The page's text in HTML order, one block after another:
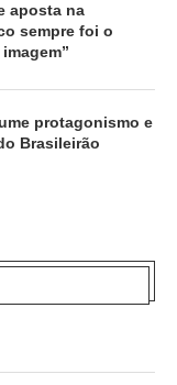
aposta na
sempre foi o
protagonismo e
Brasileirão